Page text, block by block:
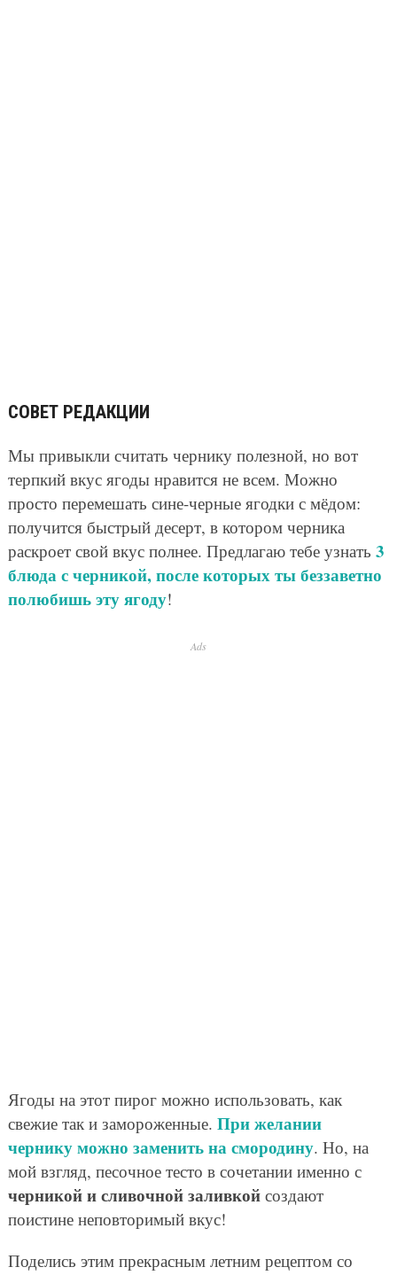
СОВЕТ РЕДАКЦИИ
Мы привыкли считать чернику полезной, но вот
терпкий вкус ягоды нравится не всем. Можно
просто перемешать сине-черные ягодки с мёдом:
получится быстрый десерт, в котором черника
раскроет свой вкус полнее. Предлагаю тебе узнать 3
блюда с черникой, после которых ты беззаветно
полюбишь эту ягоду!
Ads
Ягоды на этот пирог можно использовать, как
свежие так и замороженные. При желании
чернику можно заменить на смородину. Но, на
мой взгляд, песочное тесто в сочетании именно с
черникой и сливочной заливкойсоздают
поистине неповторимый вкус!
Поделись этим прекрасным летним рецептом со